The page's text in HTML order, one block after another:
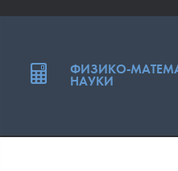
ФИЗИКО-
НАУКИ